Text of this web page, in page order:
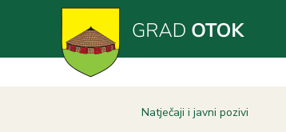
Breadcrumb
Natječaji i javni pozivi